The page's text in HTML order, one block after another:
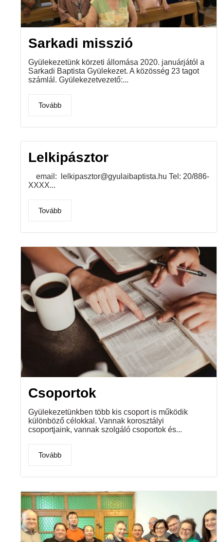
Sarkadi misszió
Gyülekezetünk körzeti állomása 2020. januárjától a
Sarkadi Baptista Gyülekezet. A közösség 23 tagot
számlál. Gyülekezetvezető:...
Tovább
Lelkipásztor
email: lelkipasztor@gyulaibaptista.hu Tel: 20/886-
XXXX...
Tovább
Csoportok
Gyülekezetünkben több kis csoport is működik
különböző célokkal. Vannak korosztályi
csoportjaink, vannak szolgáló csoportok és...
Tovább